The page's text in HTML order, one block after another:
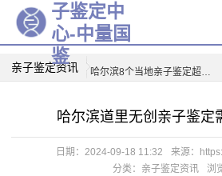
子鉴定中
心-中量国
鉴
亲子鉴定资讯
哈尔滨市在哪做上户亲子鉴定好(附2026鉴定费用一览)
哈尔滨个人亲子鉴定机构大全(附2026年鉴定地址)
哈尔滨市司法亲子鉴定中心地址合集（附中心地址汇总）
哈尔滨正规亲子鉴定机构地址一览（2026年更新）
哈尔滨道里无创亲子鉴定
日期：2024-09-18 11:32
来源：
分类：亲子鉴定资讯
浏